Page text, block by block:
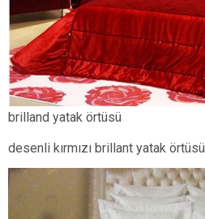
brilland yatak örtüsü
desenli kırmızı brillant yatak örtüsü